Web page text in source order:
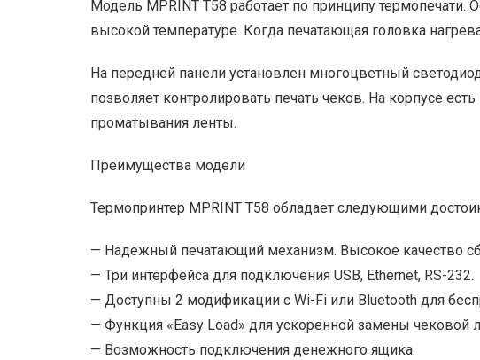
Модель MPRINT T58 работает по принципу термопечати.
высокой температуре. Когда печатающая головка
На передней панели установлен многоцветный
позволяет контролировать печать чеков. На корпусе
проматывания ленты.
Преимущества модели
Термопринтер MPRINT T58 обладает следующими
— Надежный печатающий механизм. Высокое качество
— Три интерфейса для подключения USB, Ethernet, RS-232.
— Доступны 2 модификации с Wi-Fi или Bluetooth для
— Функция «Easy Load» для ускоренной замены чековой
— Возможность подключения денежного ящика.